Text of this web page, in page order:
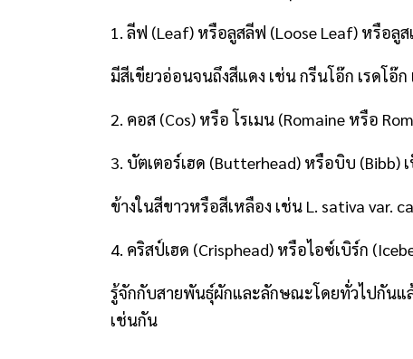
1. ลีฟ (Leaf) หรือลูสลีฟ (Loose Leaf) หรือลู
มีสีเขียวอ่อนจนถึงสีแดง เช่น กรีนโอ๊ก เรดโอ๊
2. คอส (Cos) หรือ โรเมน (Romaine หรือ
3. บัตเตอร์เฮด (Butterhead) หรือบิบ
ข้างในสีขาวหรือสีเหลือง เช่น L. sativa var.
4. คริสป์เฮด (Crisphead) หรือไอซ์เบิร์ก
รู้จักกับสายพันธุ์ผักและลักษณะโดยทั่วไปกันแ
เช่นกัน